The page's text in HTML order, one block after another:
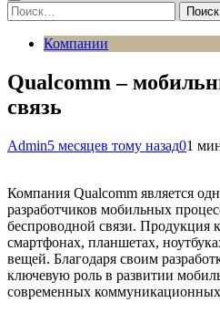
Найти:
Компании
Qualcomm –
связь
Admin5 месяцев тому назад01
Компания Qualcomm является
разработчиков мобильных
беспроводной связи. Продукция
смартфонах, планшетах,
вещей. Благодаря своим
ключевую роль в развитии
современных коммуникационных